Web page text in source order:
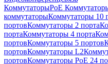
КоммутаторыPoE
коммутаторыКоммутаторы 10
портовКоммутаторы 2 порта
портаКоммутаторы 4 порта
портовКоммутаторы 5 портов
портовКоммутаторы L2
портовКоммутаторы PoE 24